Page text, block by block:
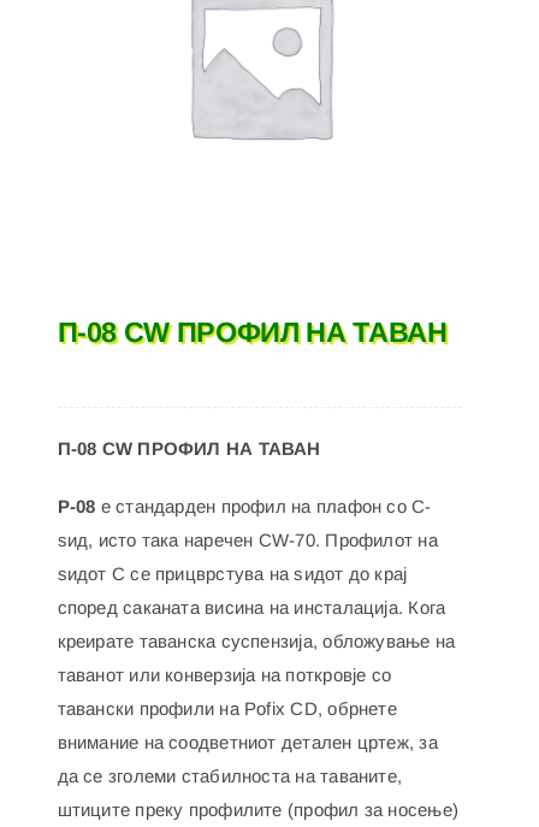
П-08 CW ПРОФИЛ НА ТАВАН
П-08 CW ПРОФИЛ НА ТАВАН
P-08 е стандарден профил на плафон со C-
ѕид, исто така наречен CW-70. Профилот на
ѕидот C се прицврстува на ѕидот до крај
според саканата висина на инсталација. Кога
креирате таванска суспензија, обложување на
таванот или конверзија на поткровје со
тавански профили на Pofix CD, обрнете
внимание на соодветниот детален цртеж, за
да се зголеми стабилноста на таваните,
штиците преку профилите (профил за носење)